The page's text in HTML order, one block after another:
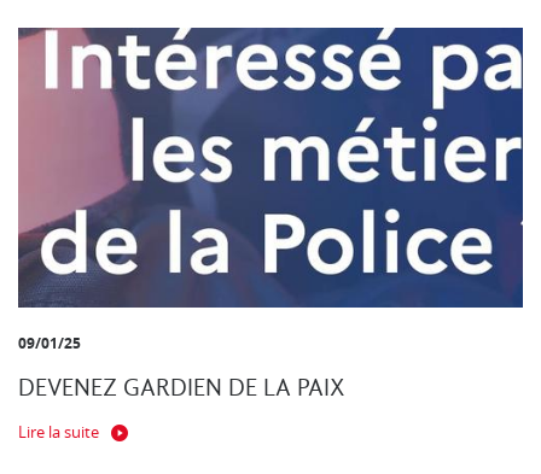
09/01/25
DEVENEZ GARDIEN DE LA PAIX
Lire la suite